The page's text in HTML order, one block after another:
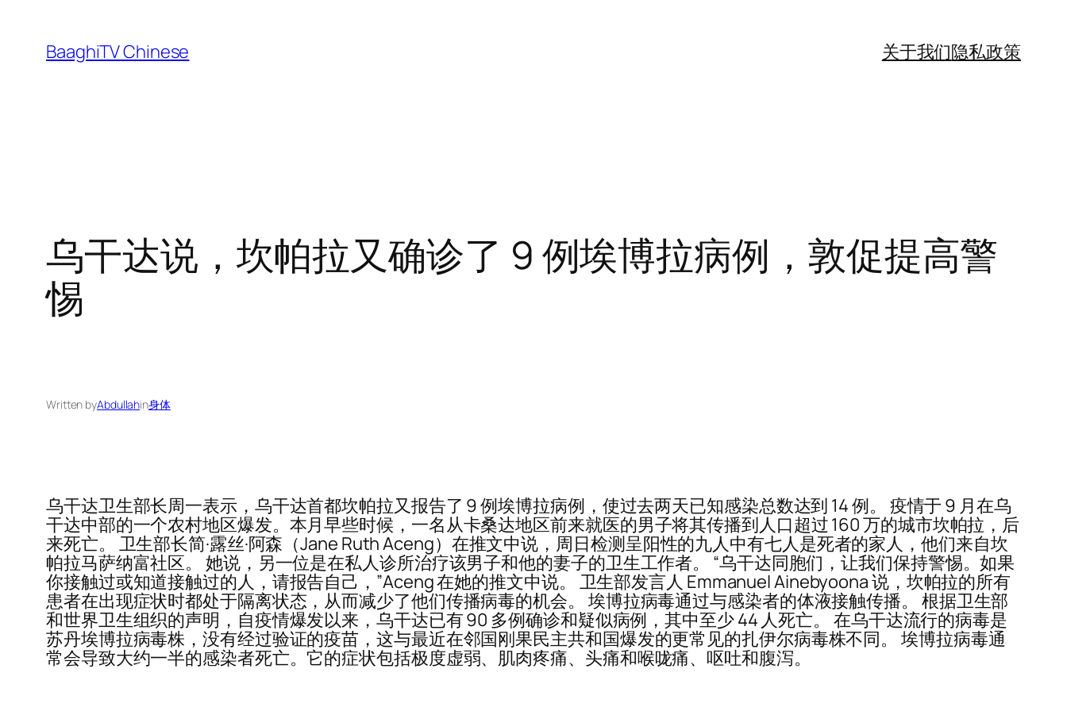
content
BaaghiTV Chinese 关于我们隐私政策
乌干达说，坎帕拉又确诊了 9 例埃博拉病例，敦促提高警
惕
Written byAbdullahin身体
乌干达卫生部长周一表示，乌干达首都坎帕拉又报告了 9 例埃博拉病例，使过去两天已知感染总数达到 14 例。 疫情于 9 月在乌
干达中部的一个农村地区爆发。本月早些时候，一名从卡桑达地区前来就医的男子将其传播到人口超过 160 万的城市坎帕拉，后
来死亡。 卫生部长简·露丝·阿森（Jane Ruth Aceng）在推文中说，周日检测呈阳性的九人中有七人是死者的家人，他们来自坎
帕拉马萨纳富社区。 她说，另一位是在私人诊所治疗该男子和他的妻子的卫生工作者。 “乌干达同胞们，让我们保持警惕。如果
你接触过或知道接触过的人，请报告自己，”Aceng 在她的推文中说。 卫生部发言人 Emmanuel Ainebyoona 说，坎帕拉的所有
患者在出现症状时都处于隔离状态，从而减少了他们传播病毒的机会。 埃博拉病毒通过与感染者的体液接触传播。 根据卫生部
和世界卫生组织的声明，自疫情爆发以来，乌干达已有 90 多例确诊和疑似病例，其中至少 44 人死亡。 在乌干达流行的病毒是
苏丹埃博拉病毒株，没有经过验证的疫苗，这与最近在邻国刚果民主共和国爆发的更常见的扎伊尔病毒株不同。 埃博拉病毒通
常会导致大约一半的感染者死亡。它的症状包括极度虚弱、肌肉疼痛、头痛和喉咙痛、呕吐和腹泻。